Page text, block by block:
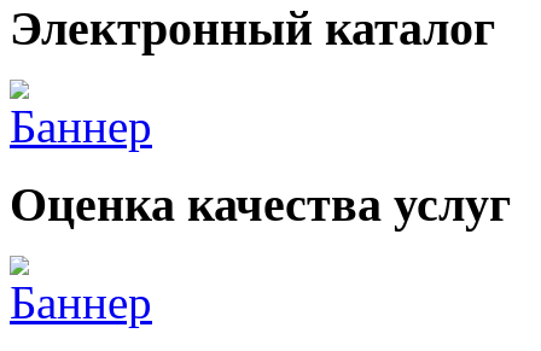
Электронный каталог
Оценка качества услуг